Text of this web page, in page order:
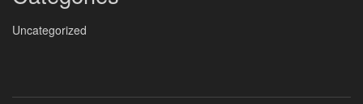
Uncategorized